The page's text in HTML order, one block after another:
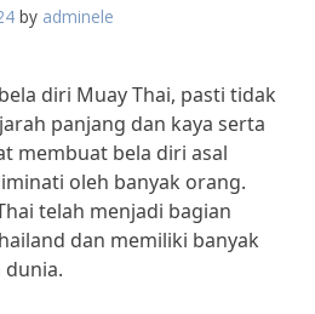
by adminele
diri Muay Thai, pasti tidak
panjang dan kaya serta
membuat bela diri asal
oleh banyak orang.
telah menjadi bagian
dan memiliki banyak